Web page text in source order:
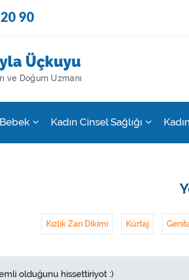
90
Üçkuyu
ve Doğum Uzmanı
Bebek Kadın Cinsel Sağlığı
Kızlık Zarı Dikimi Kürtaj
olduğunu hissettiriyot :)